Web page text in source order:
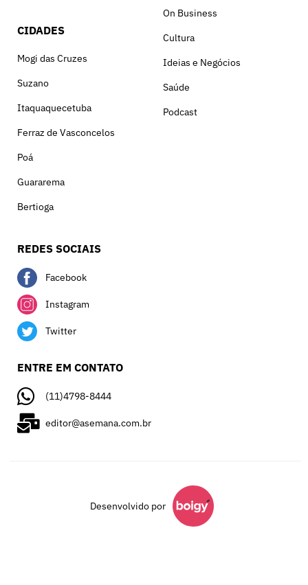
CIDADES
Mogi das Cruzes
Suzano
Itaquaquecetuba
Ferraz de Vasconcelos
Poá
Guararema
Bertioga
On Business
Cultura
Ideias e Negócios
Saúde
Podcast
REDES SOCIAIS
Facebook
Instagram
Twitter
ENTRE EM CONTATO
(11)4798-8444
editor@asemana.com.br
Desenvolvido por